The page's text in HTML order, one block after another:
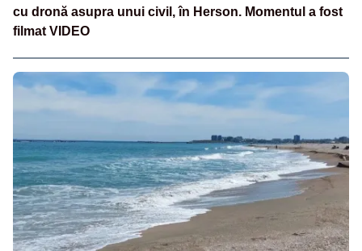
cu dronă asupra unui civil, în Herson. Momentul a fost
filmat VIDEO